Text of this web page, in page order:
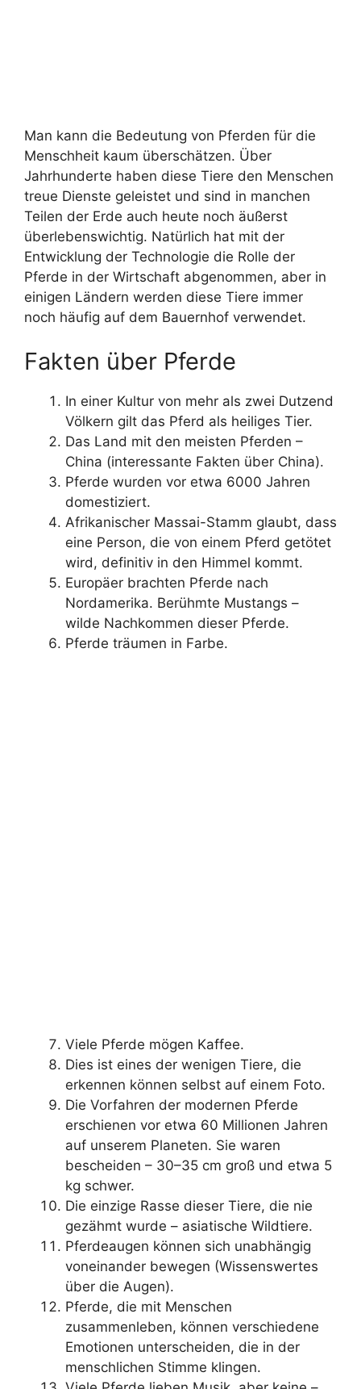
Man kann die Bedeutung von Pferden für die
Menschheit kaum überschätzen. Über
Jahrhunderte haben diese Tiere den Menschen
treue Dienste geleistet und sind in manchen
Teilen der Erde auch heute noch äußerst
überlebenswichtig. Natürlich hat mit der
Entwicklung der Technologie die Rolle der
Pferde in der Wirtschaft abgenommen, aber in
einigen Ländern werden diese Tiere immer
noch häufig auf dem Bauernhof verwendet.
Fakten über Pferde
In einer Kultur von mehr als zwei Dutzend
Völkern gilt das Pferd als heiliges Tier.
Das Land mit den meisten Pferden –
China (interessante Fakten über China).
Pferde wurden vor etwa 6000 Jahren
domestiziert.
Afrikanischer Massai-Stamm glaubt, dass
eine Person, die von einem Pferd getötet
wird, definitiv in den Himmel kommt.
Europäer brachten Pferde nach
Nordamerika. Berühmte Mustangs –
wilde Nachkommen dieser Pferde.
Pferde träumen in Farbe.
Viele Pferde mögen Kaffee.
Dies ist eines der wenigen Tiere, die
erkennen können selbst auf einem Foto.
Die Vorfahren der modernen Pferde
erschienen vor etwa 60 Millionen Jahren
auf unserem Planeten. Sie waren
bescheiden – 30–35 cm groß und etwa 5
kg schwer.
Die einzige Rasse dieser Tiere, die nie
gezähmt wurde – asiatische Wildtiere.
Pferdeaugen können sich unabhängig
voneinander bewegen (Wissenswertes
über die Augen).
Pferde, die mit Menschen
zusammenleben, können verschiedene
Emotionen unterscheiden, die in der
menschlichen Stimme klingen.